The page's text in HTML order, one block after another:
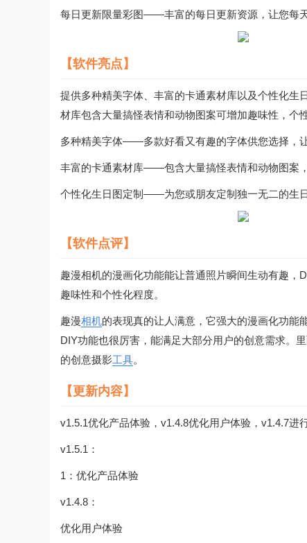
每日更新限量彩图——丰富的每日更新资源，让您每天
【软件亮点】
提供多种精美字体、丰富的卡通素材库以及个性化
材库包含大量搞怪表情和动物图案可增加趣味性，个
多种精美字体——多款好看又有趣的字体供您选择，让
丰富的卡通素材库——包含大量搞怪表情和动物图案，
个性化生日图定制——为您或朋友定制独一无二的生日
【软件点评】
趣漫相机的漫画化功能能让普通照片瞬间生动有趣
趣味性和个性化程度。
趣漫相机的表现真的让人满意，它强大的漫画化功能
DIY功能也很厉害，能满足大部分用户的创意需求。
的创意摄影工具。
【更新内容】
v1.5.1优化产品体验，v1.4.8优化用户体验，v1.4.7进
v1.5.1：
1：优化产品体验
v1.4.8：
优化用户体验